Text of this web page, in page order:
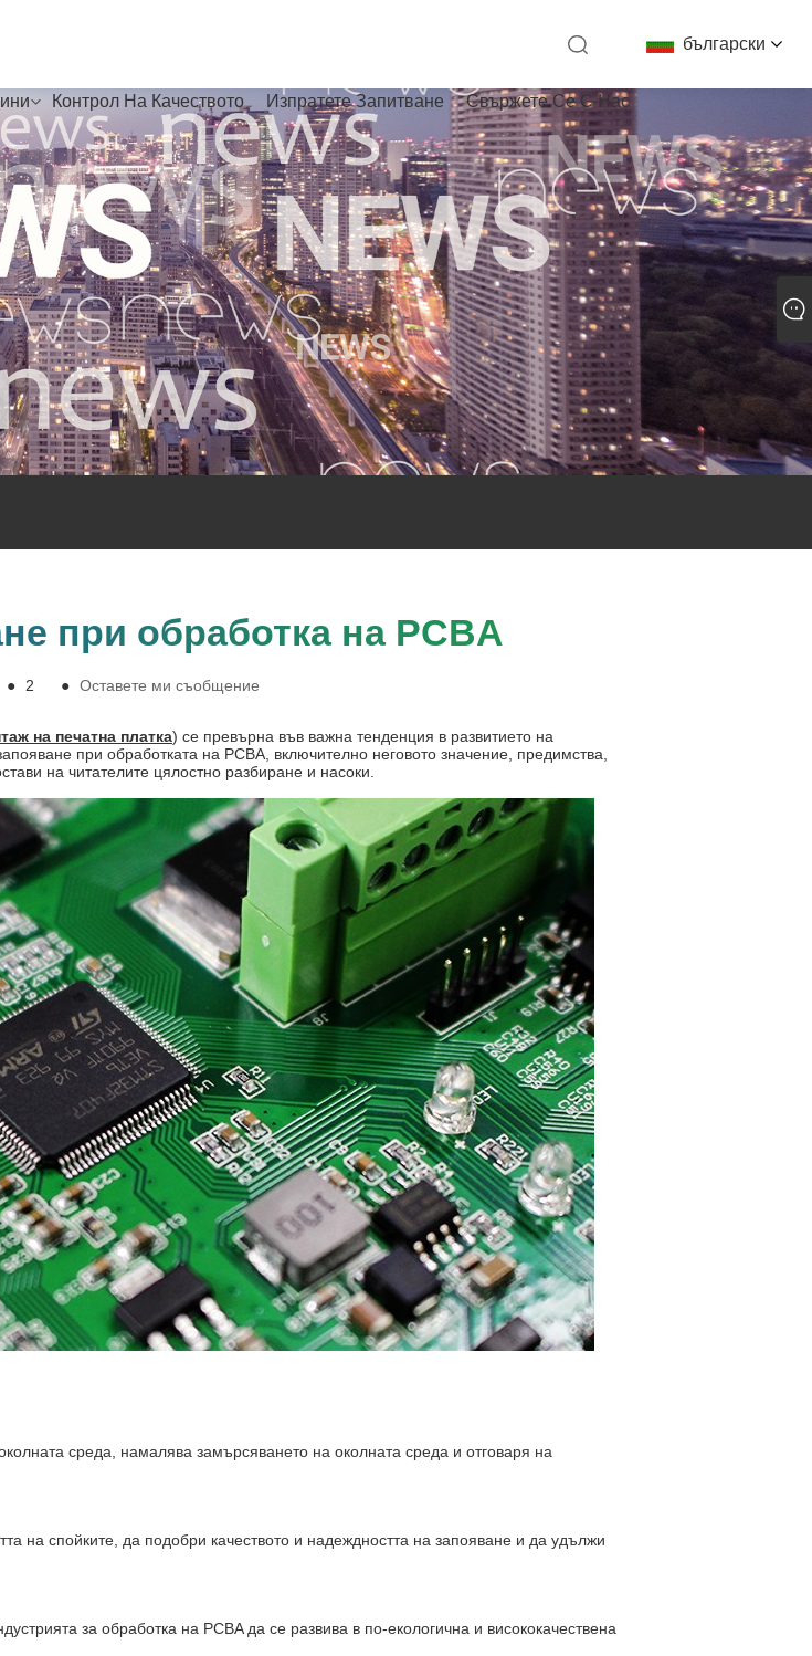
български
Контрол На Качеството Изпратете Запитване Свържете Се С Нас
при обработка на PCBA
● 2 ● Оставете ми съобщение
на печатна платка) се превърна във важна тенденция в развитието на
при обработката на PCBA, включително неговото значение, предимства,
на читателите цялостно разбиране и насоки.
среда, намалява замърсяването на околната среда и отговаря на
на спойките, да подобри качеството и надеждността на запояване и да удължи
за обработка на PCBA да се развива в по-екологична и висококачествена